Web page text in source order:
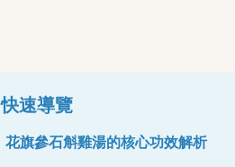
快速導覽
花旗參石斛雞湯的核心功效解析